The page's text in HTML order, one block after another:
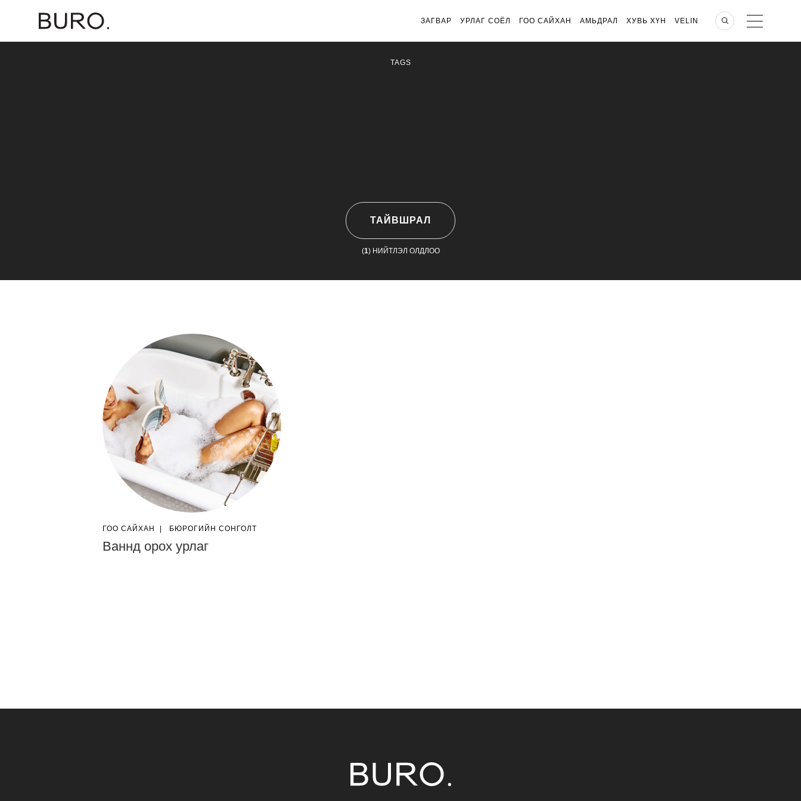
ЗАГВАР УРЛАГ СОЁЛ ГОО САЙХАН АМЬДРАЛ ХУВЬ ХҮН VELIN
TAGS
ТАЙВШРАЛ
(1) НИЙТЛЭЛ ОЛДЛОО
ГОО САЙХАН БЮРОГИЙН СОНГОЛТ
Ваннд орох урлаг